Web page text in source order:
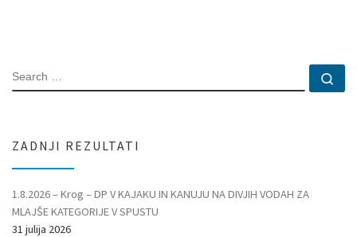
SEARCH
ZADNJI REZULTATI
1.8.2026 – Krog – DP V KAJAKU IN KANUJU NA DIVJIH VODAH ZA
MLAJŠE KATEGORIJE V SPUSTU
31 julija 2026